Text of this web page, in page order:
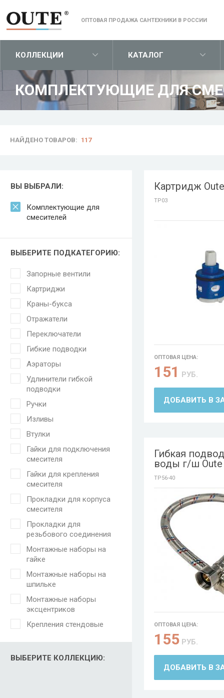
ОПТОВАЯ ПРОДАЖА САНТЕХНИКИ В РОССИИ
КОЛЛЕКЦИИ КАТАЛОГ
КОМПЛЕКТУЮЩИЕ ДЛЯ
НАЙДЕНО ТОВАРОВ: 117
ВЫ ВЫБРАЛИ:
Комплектующие для
смесителей
ВЫБЕРИТЕ ПОДКАТЕГОРИЮ:
Запорные вентили
Картриджи
Краны-букса
Отражатели
Переключатели
Гибкие подводки
Аэраторы
Удлинители гибкой
подводки
Ручки
Изливы
Втулки
Гайки для подключения
смесителя
Гайки для крепления
смесителя
Прокладки для корпуса
смесителя
Прокладки для
резьбового соединения
Монтажные наборы на
гайке
Монтажные наборы на
шпильке
Монтажные наборы
эксцентриков
Крепления стендовые
ВЫБЕРИТЕ КОЛЛЕКЦИЮ:
Картридж
TP03
ОПТОВАЯ ЦЕНА:
151 РУБ.
ДОБАВИТЬ В
Гибкая
воды г/ш Oute
TP56-40
ОПТОВАЯ ЦЕНА:
155 РУБ.
ДОБАВИТЬ В